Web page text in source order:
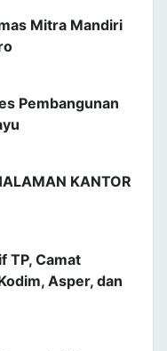
Mitra Mandiri
Pembangunan
KANTOR
TP, Camat
Asper, dan